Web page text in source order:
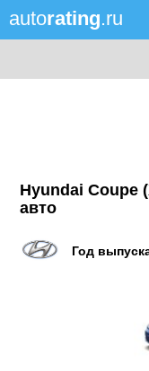
autorating.ru
Hyundai Coupe
авто
Год